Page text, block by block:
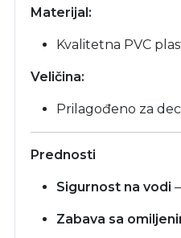
Materijal:
Kvalitetna PVC
Veličina:
Prilagođeno za
Prednosti
Sigurnost na vodi
Zabava sa